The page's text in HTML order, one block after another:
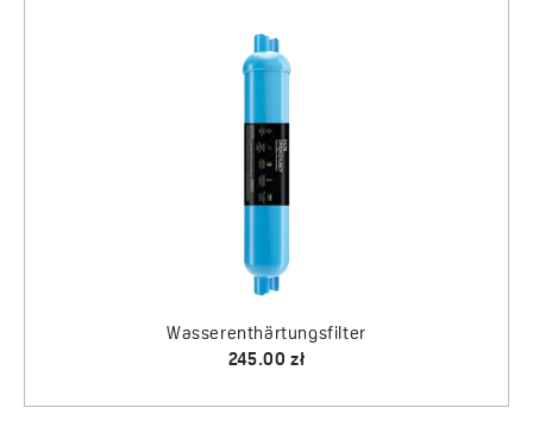
Wasserenthärtungsfilter
245.00 zł